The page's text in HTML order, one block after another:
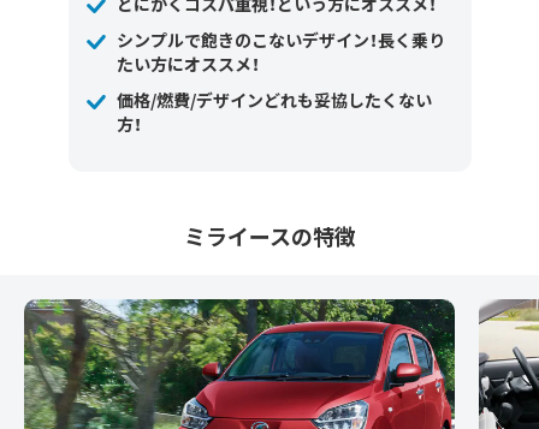
シンプルで飽きのこないデザイン！長く乗り
たい方にオススメ！
価格/燃費/デザインどれも妥協したくない
方！
ミライースの特徴